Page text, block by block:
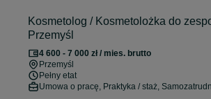
Kosmetolog / Kosmetolożka do
Przemyśl
4 600 - 7 000 zł / mies. brutto
Przemyśl
Pełny etat
Umowa o pracę, Praktyka / staż,